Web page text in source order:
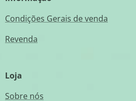
Condições Gerais de venda
Revenda
Loja
Sobre nós